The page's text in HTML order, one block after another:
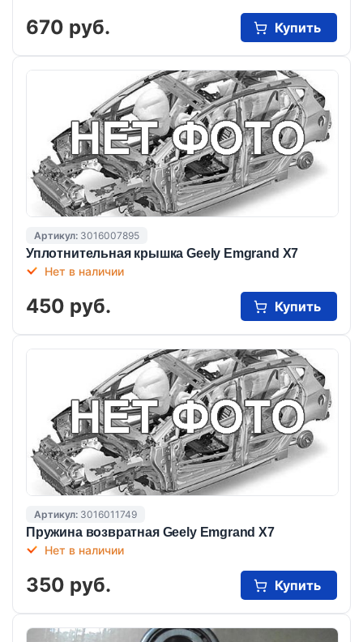
670 руб. Купить
Артикул: 3016007895
Уплотнительная крышка Geely Emgrand X7
Нет в наличии
450 руб. Купить
Артикул: 3016011749
Пружина возвратная Geely Emgrand X7
Нет в наличии
350 руб. Купить